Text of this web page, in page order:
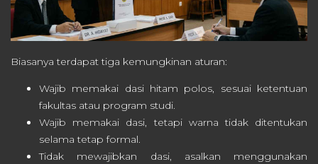
Biasanya terdapat tiga kemungkinan aturan:
Wajib memakai dasi hitam polos, sesuai ketentuan
fakultas atau program studi.
Wajib memakai dasi, tetapi warna tidak ditentukan
selama tetap formal.
Tidak mewajibkan dasi, asalkan menggunakan